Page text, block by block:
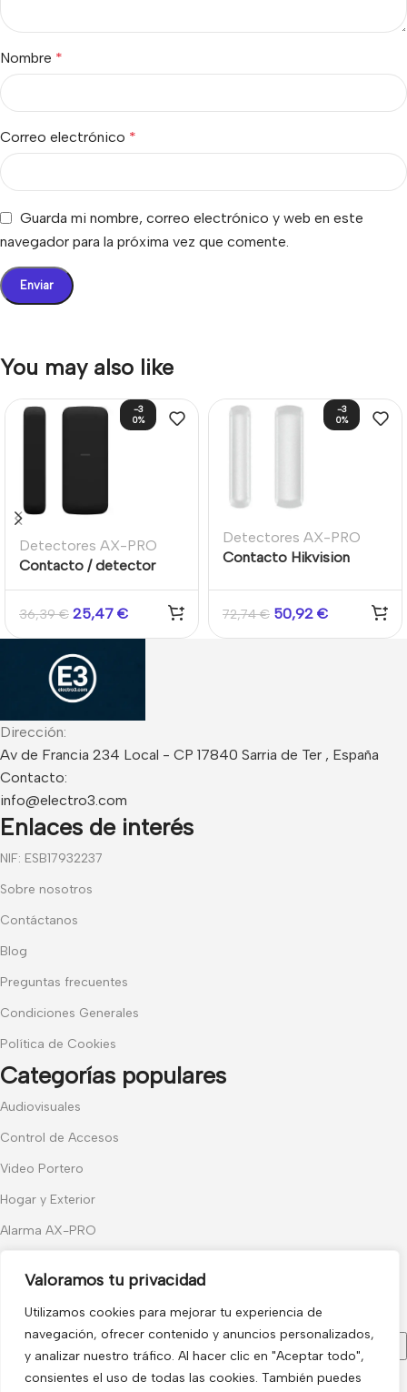
Valoramos tu privacidad
Utilizamos cookies para mejorar tu experiencia de
navegación, ofrecer contenido y anuncios personalizados,
y analizar nuestro tráfico. Al hacer clic en "Aceptar todo",
consientes el uso de todas las cookies. También puedes
Nombre *
Correo electrónico *
Guarda mi nombre, correo electrónico y web en este
navegador para la próxima vez que comente.
You may also like
-3
0%
Detectores AX-PRO
Contacto / detector
magnético de apertura
inalámbrico Superficie
43mm sistema AXPRO
36,39€ 25,47 €
-3
0%
Detectores AX-PRO
Contacto Hikvision
72,74€ 50,92 €
Dirección:
Av de Francia 234 Local - CP 17840 Sarria de Ter , España
Contacto:
info@electro3.com
Enlaces de interés
NIF: ESB17932237
Sobre nosotros
Contáctanos
Blog
Preguntas frecuentes
Condiciones Generales
Política de Cookies
Categorías populares
Audiovisuales
Control de Accesos
Video Portero
Hogar y Exterior
Alarma AX-PRO
Únete a nuestras novedades
Recibe las últimas novedades y promociones.